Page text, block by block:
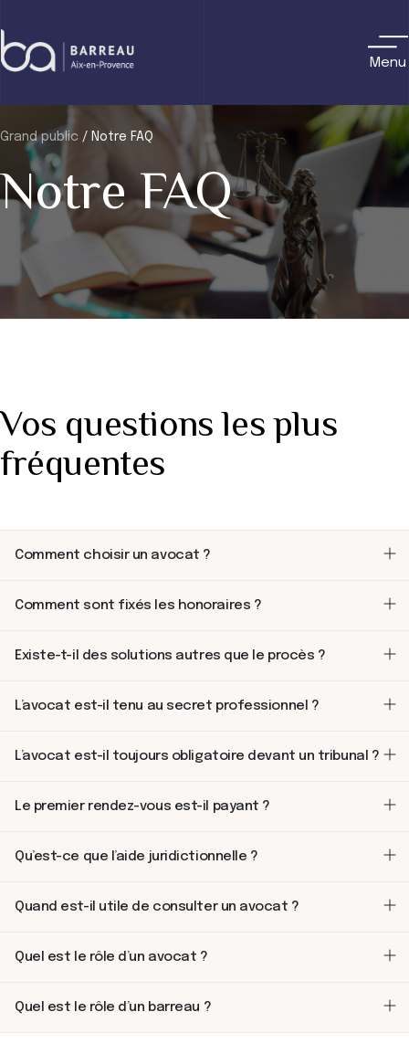
to
content
Menu
Grand public / Notre FAQ
Notre FAQ
Vos questions les plus
fréquentes
Comment choisir un avocat ?
Comment sont fixés les honoraires ?
Existe-t-il des solutions autres que le procès ?
L’avocat est-il tenu au secret professionnel ?
L’avocat est-il toujours obligatoire devant un tribunal ?
Le premier rendez-vous est-il payant ?
Qu’est-ce que l’aide juridictionnelle ?
Quand est-il utile de consulter un avocat ?
Quel est le rôle d’un avocat ?
Quel est le rôle d’un barreau ?